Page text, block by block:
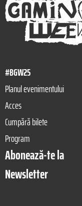
#BGW25
Planul evenimentului
Acces
Cumpără bilete
Program
Abonează-te la
Newsletter